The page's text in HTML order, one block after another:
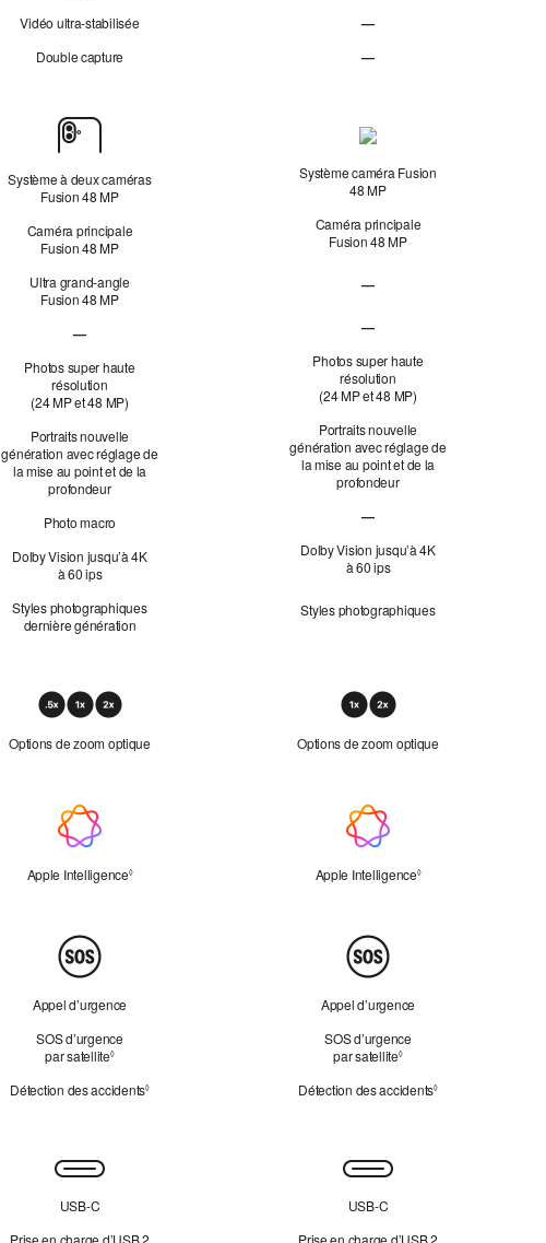
Vidéo ultra-stabilisée
Double capture
—
—
Caméras
Système à deux caméras
Fusion 48 MP
Caméra principale
Fusion 48 MP
Ultra grand-angle
Fusion 48 MP
—
Photos super haute
résolution
(24 MP et 48 MP)
Portraits nouvelle
génération avec réglage de
la mise au point et de la
profondeur
Photo macro
Dolby Vision jusqu’à 4K
à 60 ips
Styles photographiques
dernière génération
Système caméra Fusion
48 MP
Caméra principale
Fusion 48 MP
—
—
Photos super haute
résolution
(24 MP et 48 MP)
Portraits nouvelle
génération avec réglage de
la mise au point et de la
profondeur
—
Dolby Vision jusqu’à 4K
à 60 ips
Styles photographiques
optique
Options de zoom optique Options de zoom optique
Apple Intelligence
Apple Intelligence◊Renvoi aux mentions légales Apple Intelligence◊Renvoi aux mentions
Tranquillité
Appel d’urgence
SOS d’urgence
par satellite◊Renvoi aux mentions légales
Détection des accidents◊Renvoi aux mentions légales
Appel d’urgence
SOS d’urgence
par satellite◊Renvoi aux mentions
Détection des accidents◊Renvoi aux
Connectivité
USB‑C
Prise en charge d’USB 2
USB‑C
Prise en charge d’USB 2